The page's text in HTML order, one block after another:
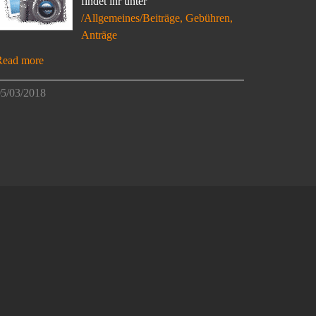
/Allgemeines/Beiträge, Gebühren,
Anträge
more
03/2018